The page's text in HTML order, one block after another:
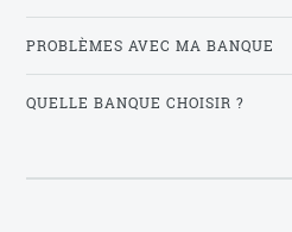
PROBLÈMES AVEC MA BANQUE
QUELLE BANQUE CHOISIR ?